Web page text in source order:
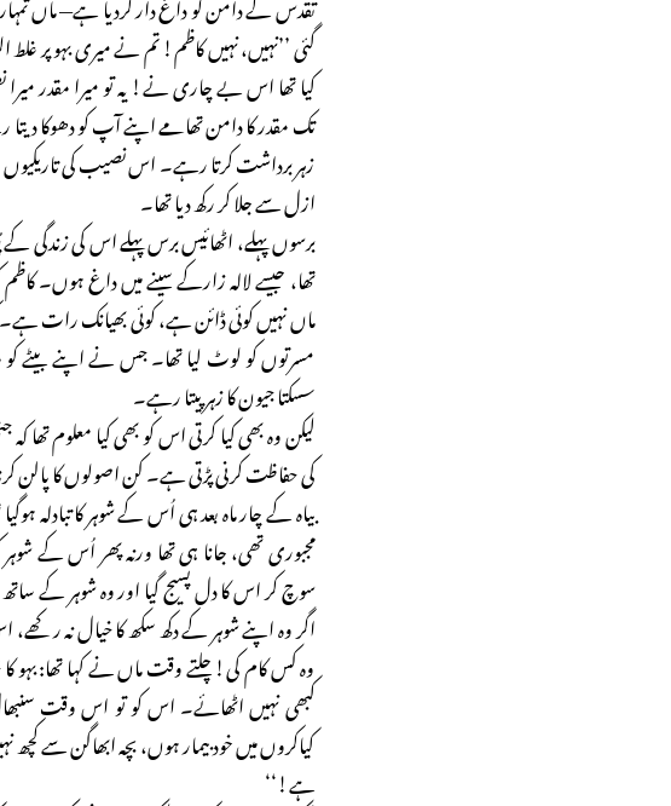
گئی ’’نہیں، نہیں کاظم! تم نے میری بہو پر غلط
کیا تھا اس بے چاری نے! یہ تو میرا مقدر
تک مقدر کا دامن تھامے اپنے آپ کو دھوکا
زہر برداشت کرتا رہے۔ اس نصیب کی
ازل سے جلا کر رکھ دیا تھا۔
برسوں پہلے، اٹھائیس برس پہلے اس کی زندگی کے
تھا، جیسے لالہ زارکے سینے میں داغ ہوں۔
ماں نہیں کوئی ڈائن ہے، کوئی بھیانک رات
مسرتوں کو لوٹ لیا تھا۔ جس نے اپنے بیٹے کو
سسکتا جیون کا زہر پیتا رہے۔
لیکن وہ بھی کیا کرتی اس کو بھی کیا معلوم
کی حفاظت کرنی پڑتی ہے۔ کن اصولوں کا پالن
بیاہ کے چار ماہ بعد ہی اُس کے شوہر کا تبادلہ
مجبوری تھی، جانا ہی تھا ورنہ پھر اُس کے
سوچ کر اس کا دل پسیج گیا اور وہ شوہر کے
اگر وہ اپنے شوہر کے دکھ سکھ کا خیال نہ
وہ کس کام کی! چلتے وقت ماں نے کہا تھا: بہو
کبھی نہیں اٹھائے۔ اس کو تو اس وقت
کیاکروں میں خود بیمار ہوں، بچہ ابھاگن سے کچھ
ہے!‘‘